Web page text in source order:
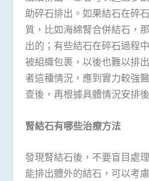
助碎石排出。如果結石在碎
質，比如海綿腎合併結石，
出的；有些結石在碎石過程
被組織包裹，以後也難以排
者這種情況，應到實力較強
查後，再根據具體情況安排
腎結石有哪些治療方法
發現腎結石後，不要盲目處
能排出體外的結石，可以考